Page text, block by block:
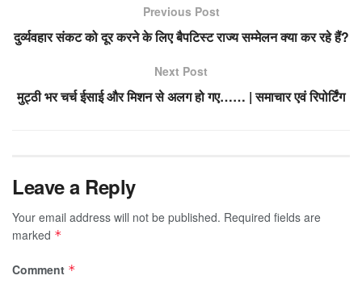
Previous Post
दुर्व्यवहार संकट को दूर करने के लिए बैपटिस्ट राज्य सम्मेलन क्या कर रहे हैं?
Next Post
मुट्ठी भर चर्च ईसाई और मिशन से अलग हो गए…… | समाचार एवं रिपोर्टिंग
Leave a Reply
Your email address will not be published. Required fields are
marked *
Comment *